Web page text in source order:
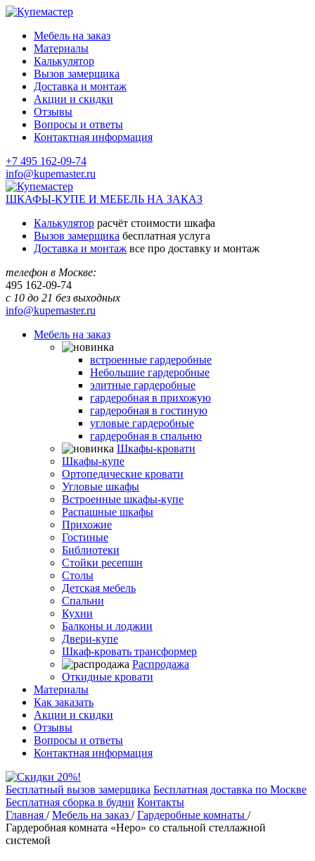
Мебель на заказ
Материалы
Калькулятор
Вызов замерщика
Доставка и монтаж
Акции и скидки
Отзывы
Вопросы и ответы
Контактная информация
+7 495 162-09-74
info@kupemaster.ru
ШКАФЫ-КУПЕ И МЕБЕЛЬ НА ЗАКАЗ
Калькулятор расчёт стоимости шкафа
Вызов замерщика бесплатная услуга
Доставка и монтаж все про доставку и монтаж
телефон в Москве:
495 162-09-74
с 10 до 21 без выходных
info@kupemaster.ru
Мебель на заказ
встроенные гардеробные
Небольшие гардеробные
элитные гардеробные
гардеробная в прихожую
гардеробная в гостиную
угловые гардеробные
гардеробная в спальню
Шкафы-кровати
Шкафы-купе
Ортопедические кровати
Угловые шкафы
Встроенные шкафы-купе
Распашные шкафы
Прихожие
Гостиные
Библиотеки
Стойки ресепшн
Столы
Детская мебель
Спальни
Кухни
Балконы и лоджии
Двери-купе
Шкаф-кровать трансформер
Распродажа
Откидные кровати
Материалы
Как заказать
Акции и скидки
Отзывы
Вопросы и ответы
Контактная информация
Бесплатный вызов замерщика Бесплатная доставка по Москве
Бесплатная сборка в будни Контакты
Главная /Мебель на заказ /Гардеробные комнаты /
Гардеробная комната «Неро» со стальной стеллажной
системой